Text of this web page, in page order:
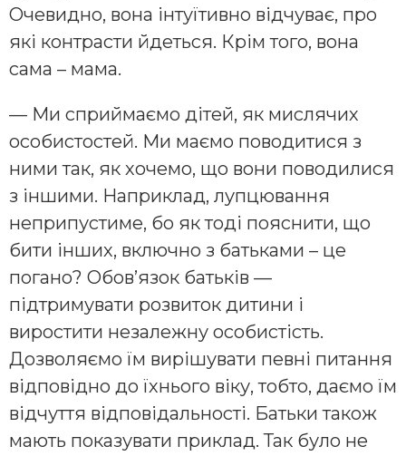
Очевидно, вона інтуїтивно відчуває, про
які контрасти йдеться. Крім того, вона
сама – мама.
— Ми сприймаємо дітей, як мислячих
особистостей. Ми маємо поводитися з
ними так, як хочемо, що вони поводилися
з іншими. Наприклад, лупцювання
неприпустиме, бо як тоді пояснити, що
бити інших, включно з батьками – це
погано? Обов’язок батьків —
підтримувати розвиток дитини і
виростити незалежну особистість.
Дозволяємо їм вирішувати певні питання
відповідно до їхнього віку, тобто, даємо їм
відчуття відповідальності. Батьки також
мають показувати приклад. Так було не